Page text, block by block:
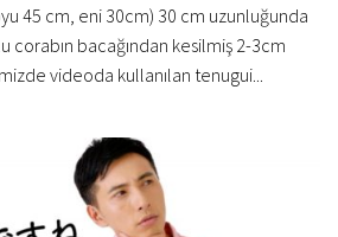
45 cm, eni 30cm) 30 cm uzunluğunda
corabın bacağından kesilmiş 2-3cm
videoda kullanılan tenugui...